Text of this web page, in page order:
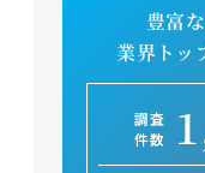
豊富
業界トッ
調査
件数